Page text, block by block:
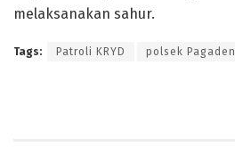
melaksanakan sahur.
Tags: Patroli KRYD polsek Pagaden